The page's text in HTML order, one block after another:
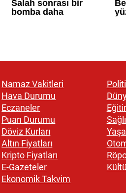
Namaz Vakitleri
Hava Durumu
Eczaneler
Puan Durumu
Döviz Kurları
Altın Fiyatları
Kripto Fiyatları
E-Gazeteler
Ekonomik Takvim